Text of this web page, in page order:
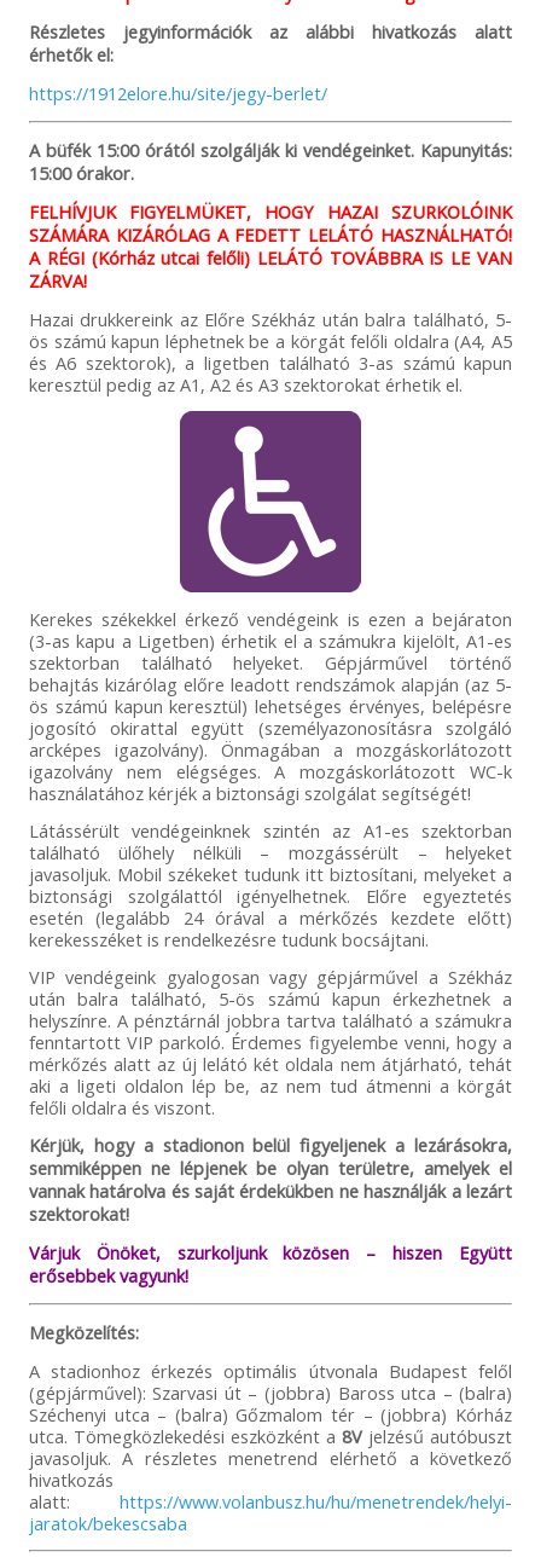
Részletes jegyinformációk az alábbi hivatkozás alatt
érhetők el:
https://1912elore.hu/site/jegy-berlet/
A büfék 15:00 órától szolgálják ki vendégeinket. Kapunyitás:
15:00 órakor.
FELHÍVJUK FIGYELMÜKET, HOGY HAZAI SZURKOLÓINK
SZÁMÁRA KIZÁRÓLAG A FEDETT LELÁTÓ HASZNÁLHATÓ!
A RÉGI (Kórház utcai felőli) LELÁTÓ TOVÁBBRA IS LE VAN
ZÁRVA!
Hazai drukkereink az Előre Székház után balra található, 5-
ös számú kapun léphetnek be a körgát felőli oldalra (A4, A5
és A6 szektorok), a ligetben található 3-as számú kapun
keresztül pedig az A1, A2 és A3 szektorokat érhetik el.
Kerekes székekkel érkező vendégeink is ezen a bejáraton
(3-as kapu a Ligetben) érhetik el a számukra kijelölt, A1-es
szektorban található helyeket. Gépjárművel történő
behajtás kizárólag előre leadott rendszámok alapján (az 5-
ös számú kapun keresztül) lehetséges érvényes, belépésre
jogosító okirattal együtt (személyazonosításra szolgáló
arcképes igazolvány). Önmagában a mozgáskorlátozott
igazolvány nem elégséges. A mozgáskorlátozott WC-k
használatához kérjék a biztonsági szolgálat segítségét!
Látássérült vendégeinknek szintén az A1-es szektorban
található ülőhely nélküli – mozgássérült – helyeket
javasoljuk. Mobil székeket tudunk itt biztosítani, melyeket a
biztonsági szolgálattól igényelhetnek. Előre egyeztetés
esetén (legalább 24 órával a mérkőzés kezdete előtt)
kerekesszéket is rendelkezésre tudunk bocsájtani.
VIP vendégeink gyalogosan vagy gépjárművel a Székház
után balra található, 5-ös számú kapun érkezhetnek a
helyszínre. A pénztárnál jobbra tartva található a számukra
fenntartott VIP parkoló. Érdemes figyelembe venni, hogy a
mérkőzés alatt az új lelátó két oldala nem átjárható, tehát
aki a ligeti oldalon lép be, az nem tud átmenni a körgát
felőli oldalra és viszont.
Kérjük, hogy a stadionon belül figyeljenek a lezárásokra,
semmiképpen ne lépjenek be olyan területre, amelyek el
vannak határolva és saját érdekükben ne használják a lezárt
szektorokat!
Várjuk Önöket, szurkoljunk közösen – hiszen Együtt
erősebbek vagyunk!
Megközelítés:
A stadionhoz érkezés optimális útvonala Budapest felől
(gépjárművel): Szarvasi út – (jobbra) Baross utca – (balra)
Széchenyi utca – (balra) Gőzmalom tér – (jobbra) Kórház
utca. Tömegközlekedési eszközként a 8V jelzésű autóbuszt
javasoljuk. A részletes menetrend elérhető a következő
hivatkozás
alatt:https://www.volanbusz.hu/hu/menetrendek/helyi-
jaratok/bekescsaba